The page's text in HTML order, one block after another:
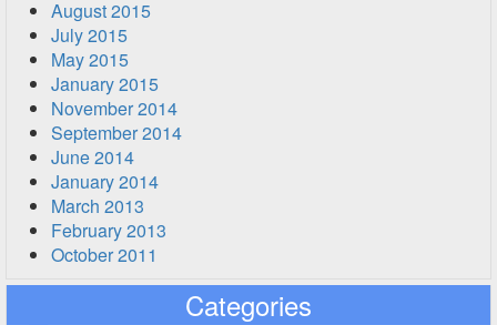
August 2015
July 2015
May 2015
January 2015
November 2014
September 2014
June 2014
January 2014
March 2013
February 2013
October 2011
Categories